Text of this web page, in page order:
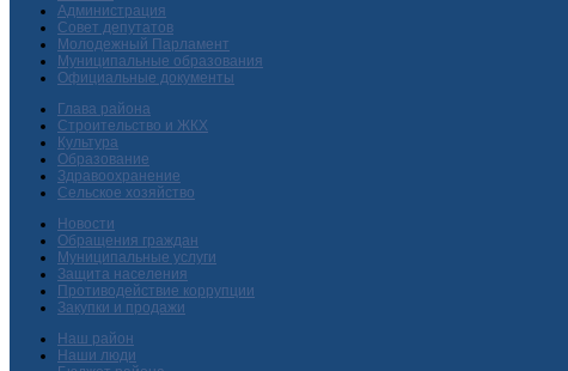
Администрация
Совет депутатов
Молодежный Парламент
Муниципальные образования
Официальные документы
Глава района
Строительство и ЖКХ
Культура
Образование
Здравоохранение
Сельское хозяйство
Новости
Обращения граждан
Муниципальные услуги
Защита населения
Противодействие коррупции
Закупки и продажи
Наш район
Наши люди